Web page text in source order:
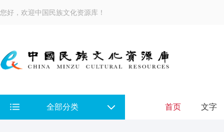
您好，欢迎中国民族文化资源库！
全部分类 首页 文字